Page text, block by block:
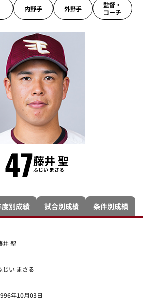
内野手 外野手
監督・
コーチ
47藤井 聖
ふじい まさる
度別成績 試合別成績 条件別成績
井 聖
じい まさる
年10月03日